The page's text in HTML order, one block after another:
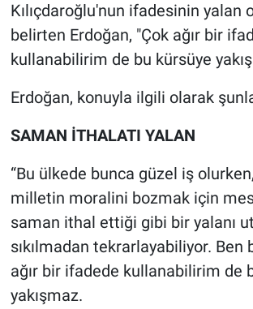
Kılıçdaroğlu'nun ifadesinin yalan
belirten Erdoğan, "Çok ağır bir
kullanabilirim de bu kürsüye
Erdoğan, konuyla ilgili olarak
SAMAN İTHALATI YALAN
“Bu ülkede bunca güzel iş
milletin moralini bozmak için
saman ithal ettiği gibi bir yalanı
sıkılmadan tekrarlayabiliyor. Ben
ağır bir ifadede kullanabilirim de
yakışmaz.